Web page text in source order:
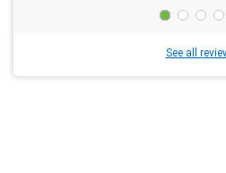
See all